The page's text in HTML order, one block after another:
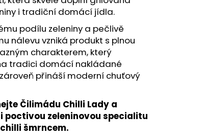
i tradiční domácí jídla.
podílu zeleniny a pečlivě
nálevu vzniká produkt s plnou
charakterem, který
tradici domácí nakládané
přináší moderní chuťový
Čilimádu Chilli Lady a
poctivou zeleninovou specialitu
šmrncem.